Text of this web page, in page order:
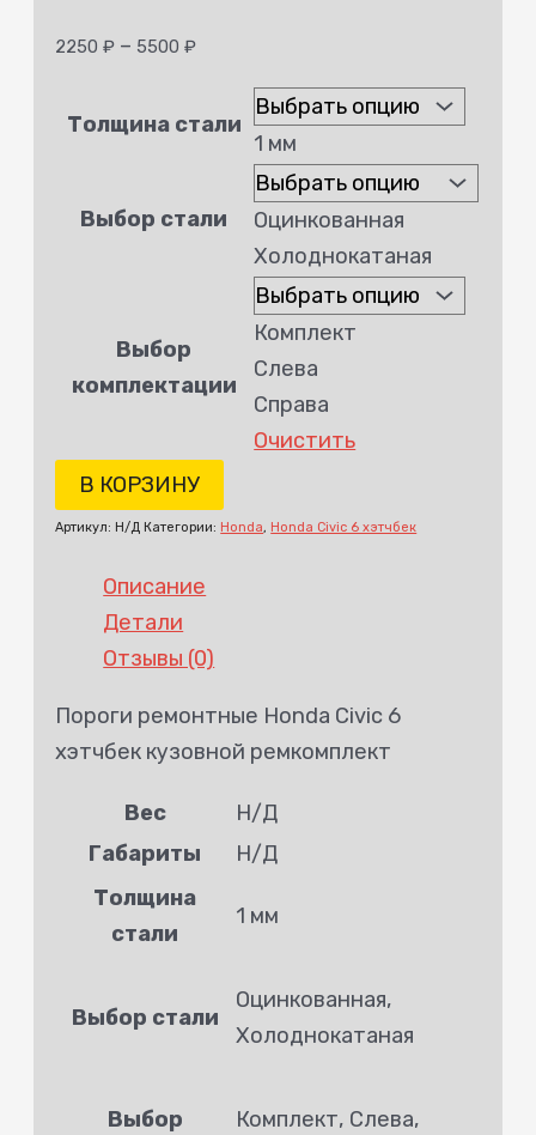
2250₽ – 5500₽
Толщина стали
1 мм
Выбор стали
Оцинкованная
Холоднокатаная
Выбор
комплектации
Комплект
Слева
Справа
Очистить
В КОРЗИНУ
Артикул: Н/Д Категории: Honda, Honda Civic 6 хэтчбек
Описание
Детали
Отзывы (0)
Пороги ремонтные Honda Civic 6
хэтчбек кузовной ремкомплект
Вес
Н/Д
Габариты
Н/Д
Толщина
стали
1 мм
Выбор стали
Оцинкованная,
Холоднокатаная
Выбор
Комплект, Слева,